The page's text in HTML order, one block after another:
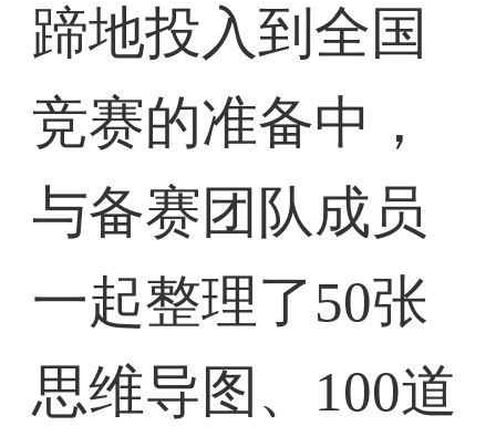
蹄地投入到全国
竞赛的准备中，
与备赛团队成员
一起整理了50张
思维导图、100道